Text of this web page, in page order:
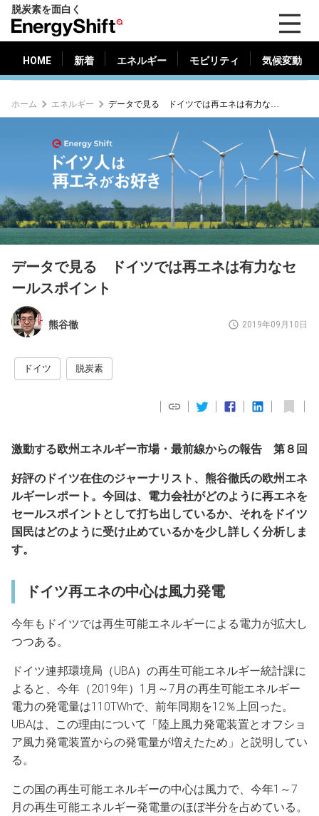
脱炭素を面白く
ナ
ジ
ー
フ
HOME 新着 エネルギー モビリティ 気候変動
新着 エネルギー 気候変動
ホーム エネルギー データで見る ドイツでは再エネは有力なセールスポイント
データで見る ドイツでは再エネは有力なセ
ールスポイント
熊谷徹 2019年09月10日
ドイツ 脱炭素
激動する欧州エネルギー市場・最前線からの報告 第８回
好評のドイツ在住のジャーナリスト、熊谷徹氏の欧州エネ
ルギーレポート。今回は、電力会社がどのように再エネを
セールスポイントとして打ち出しているか、それをドイツ
国民はどのように受け止めているかを少し詳しく分析しま
す。
ドイツ再エネの中心は風力発電
今年もドイツでは再生可能エネルギーによる電力が拡大し
つつある。
ドイツ連邦環境局（UBA）の再生可能エネルギー統計課に
よると、今年（2019年）1月～7月の再生可能エネルギー
電力の発電量は110TWhで、前年同期を12％上回った。
UBAは、この理由について「陸上風力発電装置とオフショ
ア風力発電装置からの発電量が増えたため」と説明してい
る。
この国の再生可能エネルギーの中心は風力で、今年1～7
月の再生可能エネルギー発電量のほぼ半分を占めている。